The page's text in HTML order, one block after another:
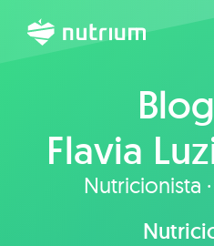
Flavia
Nutricionista